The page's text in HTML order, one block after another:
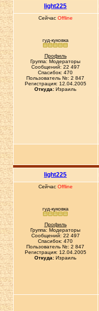
light225
Сейчас Offline
гуд-куковка
Профиль
Группа: Модераторы
Сообщений: 22 497
Спасибок: 470
Пользователь №: 2 847
Регистрация: 12.04.2005
Откуда: Израиль
light225
Сейчас Offline
гуд-куковка
Профиль
Группа: Модераторы
Сообщений: 22 497
Спасибок: 470
Пользователь №: 2 847
Регистрация: 12.04.2005
Откуда: Израиль